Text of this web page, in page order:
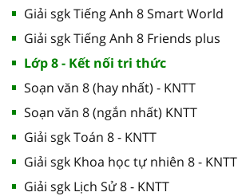
Giải sgk Tiếng Anh 8 Smart World
Giải sgk Tiếng Anh 8 Friends plus
Lớp 8 - Kết nối tri thức
Soạn văn 8 (hay nhất) - KNTT
Soạn văn 8 (ngắn nhất) KNTT
Giải sgk Toán 8 - KNTT
Giải sgk Khoa học tự nhiên 8 - KNTT
Giải sgk Lịch Sử 8 - KNTT